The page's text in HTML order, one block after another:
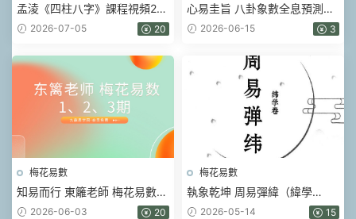
孟淩《四柱八字》課程視頻22
集 2026-07-05 20
心易圭旨 八卦象數全息預測
學.pdf 261頁
2026-06-15 3
梅花易數
知易而行 東籬老師 梅花易數
1、2、3期共30集視頻+課件
2026-06-03 20
梅花易數
執象乾坤 周易彈緯（緯學
卷）.pdf 326頁
2026-05-14 15